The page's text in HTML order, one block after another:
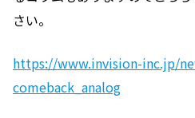
さい。
https://www.invision-inc.jp/
comeback_analog